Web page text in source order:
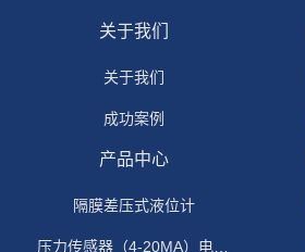
关于我们
关于我们
成功案例
产品中心
隔膜差压式液位计
压力传感器（4-20MA）电流输出